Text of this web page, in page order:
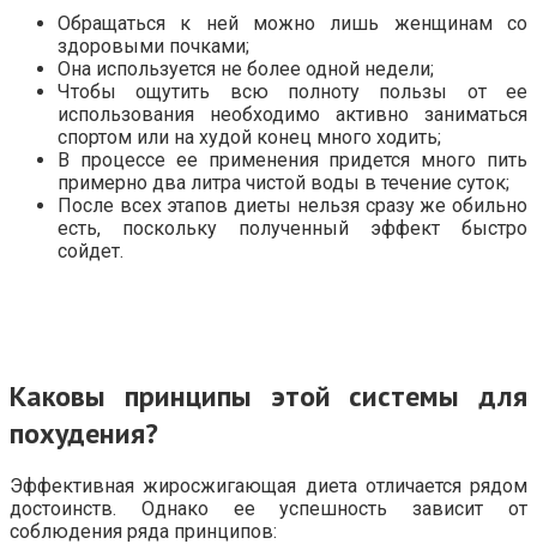
Обращаться к ней можно лишь женщинам со
здоровыми почками;
Она используется не более одной недели;
Чтобы ощутить всю полноту пользы от ее
использования необходимо активно заниматься
спортом или на худой конец много ходить;
В процессе ее применения придется много пить
примерно два литра чистой воды в течение суток;
После всех этапов диеты нельзя сразу же обильно
есть, поскольку полученный эффект быстро
сойдет.
Каковы принципы этой системы для
похудения?
Эффективная жиросжигающая диета отличается рядом
достоинств. Однако ее успешность зависит от
соблюдения ряда принципов: